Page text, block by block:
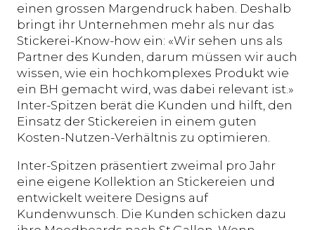
einen grossen Margendruck haben. Deshalb
bringt ihr Unternehmen mehr als nur das
Stickerei-Know-how ein: «Wir sehen uns als
Partner des Kunden, darum müssen wir auch
wissen, wie ein hochkomplexes Produkt wie
ein BH gemacht wird, was dabei relevant ist.»
Inter-Spitzen berät die Kunden und hilft, den
Einsatz der Stickereien in einem guten
Kosten-Nutzen-Verhältnis zu optimieren.
Inter-Spitzen präsentiert zweimal pro Jahr
eine eigene Kollektion an Stickereien und
entwickelt weitere Designs auf
Kundenwunsch. Die Kunden schicken dazu